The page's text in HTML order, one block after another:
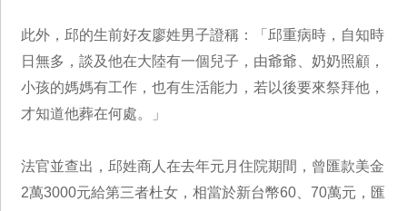
此外，邱的生前好友廖姓男子證稱：「邱重病時，自知時
日無多，談及他在大陸有一個兒子，由爺爺、奶奶照顧，
小孩的媽媽有工作，也有生活能力，若以後要來祭拜他，
才知道他葬在何處。」
法官並查出，邱姓商人在去年元月住院期間，曾匯款美金
2萬3000元給第三者杜女，相當於新台幣60、70萬元，匯